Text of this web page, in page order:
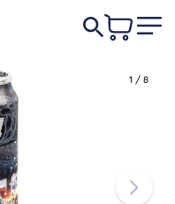
1 / 8
În coșÎn coș